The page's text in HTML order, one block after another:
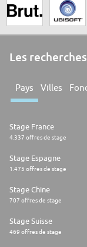
Les
Pays Villes
Stage France
4.337 offres de stage
Stage Espagne
1.475 offres de stage
Stage Chine
707 offres de stage
Stage Suisse
469 offres de stage